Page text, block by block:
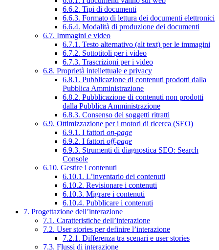
6.6.2. Tipi di documenti
6.6.3. Formato di lettura dei documenti elettronici
6.6.4. Modalità di produzione dei documenti
6.7. Immagini e video
6.7.1. Testo alternativo (alt text) per le immagini
6.7.2. Sottotitoli per i video
6.7.3. Trascrizioni per i video
6.8. Proprietà intellettuale e privacy
6.8.1. Pubblicazione di contenuti prodotti dalla
Pubblica Amministrazione
6.8.2. Pubblicazione di contenuti non prodotti
dalla Pubblica Amministrazione
6.8.3. Consenso dei soggetti ritratti
6.9. Ottimizzazione per i motori di ricerca (SEO)
6.9.1. I fattori on-page
6.9.2. I fattori off-page
6.9.3. Strumenti di diagnostica SEO: Search
Console
6.10. Gestire i contenuti
6.10.1. L’inventario dei contenuti
6.10.2. Revisionare i contenuti
6.10.3. Migrare i contenuti
6.10.4. Pubblicare i contenuti
7. Progettazione dell’interazione
7.1. Caratteristiche dell’interazione
7.2. User stories per definire l’interazione
7.2.1. Differenza tra scenari e user stories
7.3. Flussi di interazione